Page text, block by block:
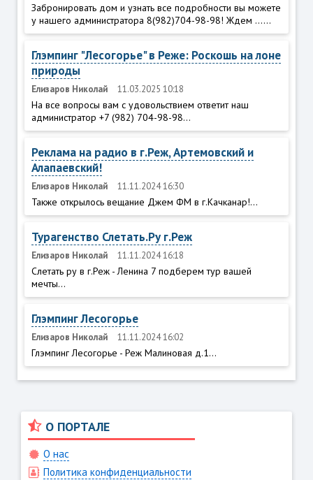
Забронировать дом и узнать все подробности вы можете
у нашего администратора 8(982)704-98-98! Ждем ......
Глэмпинг "Лесогорье" в Реже: Роскошь на лоне
природы
Елизаров Николай 11.03.2025 10:18
На все вопросы вам с удовольствием ответит наш
администратор +7 (982) 704-98-98...
Реклама на радио в г.Реж, Артемовский и
Алапаевский!
Елизаров Николай 11.11.2024 16:30
Также открылось вещание Джем ФМ в г.Качканар!...
Турагенство Слетать.Ру г.Реж
Елизаров Николай 11.11.2024 16:18
Слетать ру в г.Реж - Ленина 7 подберем тур вашей
мечты...
Глэмпинг Лесогорье
Елизаров Николай 11.11.2024 16:02
Глэмпинг Лесогорье - Реж Малиновая д.1...
О ПОРТАЛЕ
О нас
Политика конфиденциальности